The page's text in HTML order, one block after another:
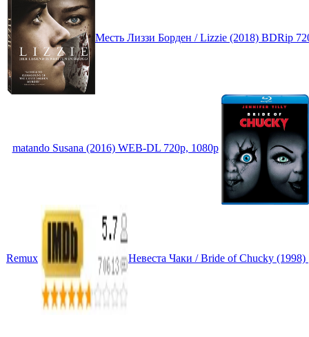
Месть Лиззи Борден / Lizzie (2018) BDRip
matando Susana (2016) WEB-DL 720p, 1080p
Remux Невеста Чаки / Bride of Chucky